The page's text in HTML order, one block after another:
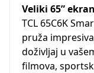
Veliki 65”
TCL 65C6K
pruža
doživljaj u
filmova,